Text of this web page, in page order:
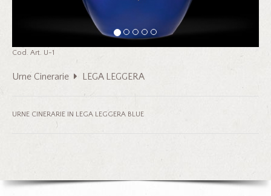
Cod. Art. U-1
Urne Cinerarie LEGA LEGGERA
URNE CINERARIE IN LEGA LEGGERA BLUE